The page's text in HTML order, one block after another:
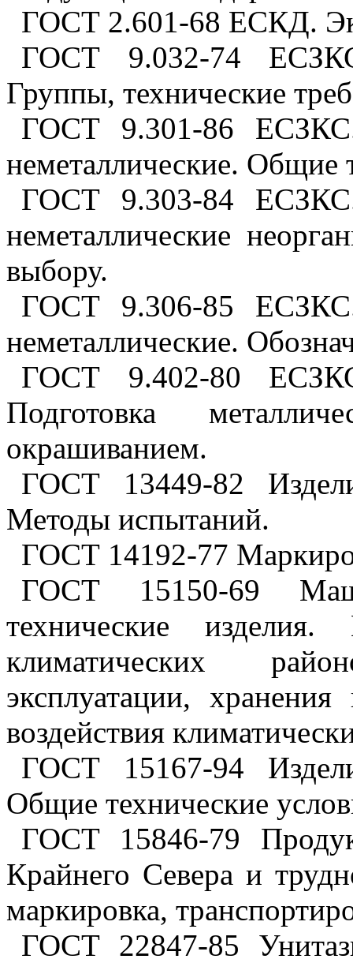
ГОСТ 2.601-68 ЕСКД.
ГОСТ 9.032-74
Группы, технические
ГОСТ 9.301-86
неметаллические. Общие
ГОСТ 9.303-84
неметаллические
выбору.
ГОСТ 9.306-85
неметаллические.
ГОСТ 9.402-80
Подготовка
окрашиванием.
ГОСТ 13449-82
Методы испытаний.
ГОСТ 14192-77
ГОСТ 15150-69
технические
климатических
эксплуатации,
воздействия
ГОСТ 15167-94
Общие технические
ГОСТ 15846-79
Крайнего Севера и
маркировка,
ГОСТ 22847-85